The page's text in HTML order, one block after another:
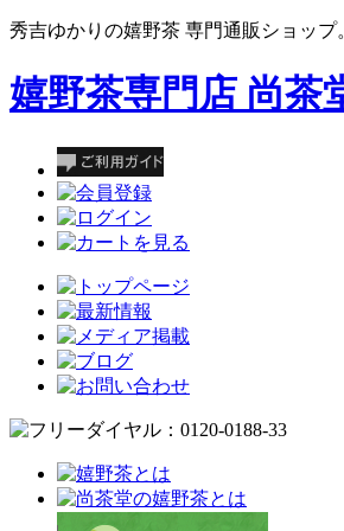
秀吉ゆかりの嬉野茶 専門通販ショップ
嬉野茶専門店 尚茶